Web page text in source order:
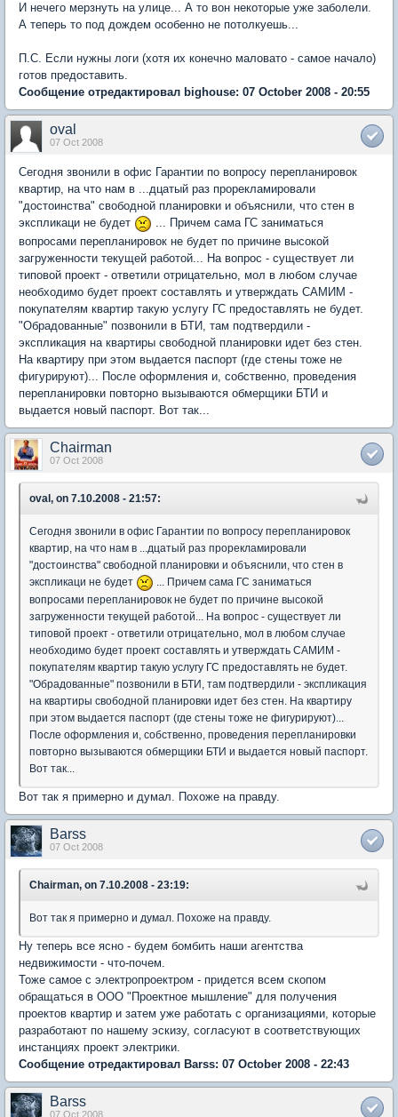
И нечего мерзнуть на улице... А то вон некоторые уже заболели.
А теперь то под дождем особенно не потолкуешь...
П.С. Если нужны логи (хотя их конечно маловато - самое начало)
готов предоставить.
Сообщение отредактировал bighouse: 07 October 2008 - 20:55
oval
07 Oct 2008
Сегодня звонили в офис Гарантии по вопросу перепланировок
квартир, на что нам в ...дцатый раз прорекламировали
"достоинства" свободной планировки и объяснили, что стен в
экспликаци не будет
... Причем сама ГС заниматься
вопросами перепланировок не будет по причине высокой
загруженности текущей работой... На вопрос - существует ли
типовой проект - ответили отрицательно, мол в любом случае
необходимо будет проект составлять и утверждать САМИМ -
покупателям квартир такую услугу ГС предоставлять не будет.
"Обрадованные" позвонили в БТИ, там подтвердили -
экспликация на квартиры свободной планировки идет без стен.
На квартиру при этом выдается паспорт (где стены тоже не
фигурируют)... После оформления и, собственно, проведения
перепланировки повторно вызываются обмерщики БТИ и
выдается новый паспорт. Вот так...
Chairman
07 Oct 2008
oval, on 7.10.2008 - 21:57:
Сегодня звонили в офис Гарантии по вопросу перепланировок
квартир, на что нам в ...дцатый раз прорекламировали
"достоинства" свободной планировки и объяснили, что стен в
экспликаци не будет
... Причем сама ГС заниматься
вопросами перепланировок не будет по причине высокой
загруженности текущей работой... На вопрос - существует ли
типовой проект - ответили отрицательно, мол в любом случае
необходимо будет проект составлять и утверждать САМИМ -
покупателям квартир такую услугу ГС предоставлять не будет.
"Обрадованные" позвонили в БТИ, там подтвердили - экспликация
на квартиры свободной планировки идет без стен. На квартиру
при этом выдается паспорт (где стены тоже не фигурируют)...
После оформления и, собственно, проведения перепланировки
повторно вызываются обмерщики БТИ и выдается новый паспорт.
Вот так...
Вот так я примерно и думал. Похоже на правду.
Barss
07 Oct 2008
Chairman, on 7.10.2008 - 23:19:
Вот так я примерно и думал. Похоже на правду.
Ну теперь все ясно - будем бомбить наши агентства
недвижимости - что-почем.
Тоже самое с электропроектром - придется всем скопом
обращаться в ООО "Проектное мышление" для получения
проектов квартир и затем уже работать с организациями, которые
разработают по нашему эскизу, согласуют в соответствующих
инстанциях проект электрики.
Сообщение отредактировал Barss: 07 October 2008 - 22:43
Barss
07 Oct 2008